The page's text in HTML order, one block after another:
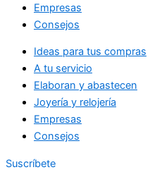
Empresas
Consejos
Ideas para tus compras
A tu servicio
Elaboran y abastecen
Joyería y relojería
Empresas
Consejos
Suscríbete